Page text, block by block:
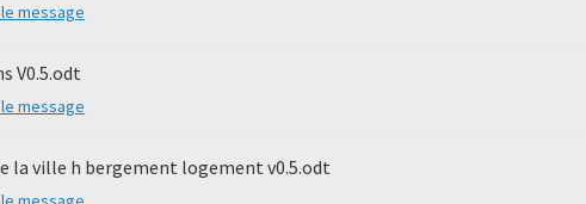
message
V0.5.odt
message
la ville h bergement logement v0.5.odt